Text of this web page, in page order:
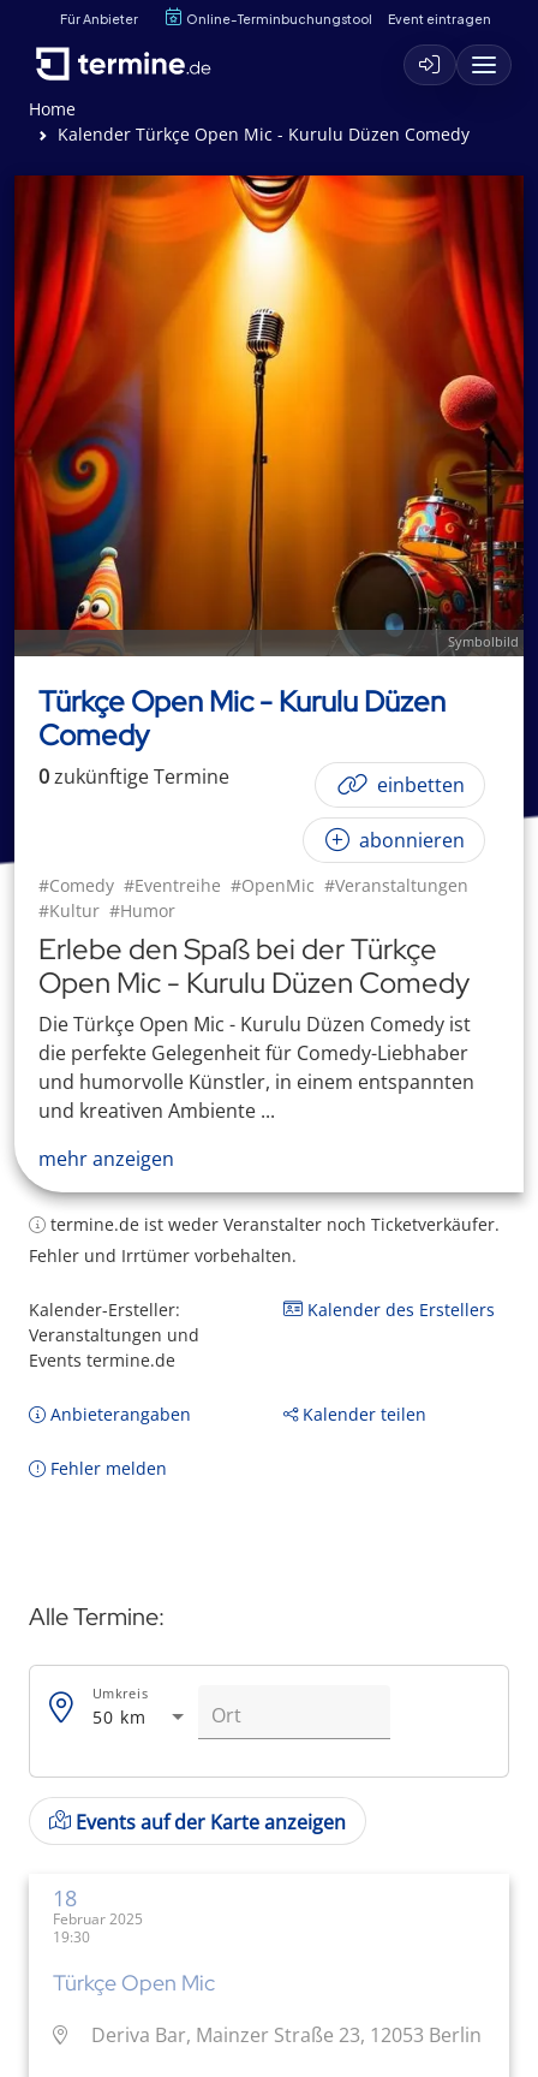
Für Anbieter Online-Terminbuchungstool Event eintragen
Home
Kalender Türkçe Open Mic - Kurulu Düzen Comedy
Symbolbild
Türkçe Open Mic - Kurulu Düzen
Comedy
0zukünftigeTermine einbetten
abonnieren
#Comedy #Eventreihe #OpenMic #Veranstaltungen
#Kultur #Humor
Erlebe den Spaß bei der Türkçe
Open Mic - Kurulu Düzen Comedy
Die Türkçe Open Mic - Kurulu Düzen Comedy ist
die perfekte Gelegenheit für Comedy-Liebhaber
und humorvolle Künstler, in einem entspannten
und kreativen Ambiente ...
mehr anzeigen
termine.de ist weder Veranstalter noch Ticketverkäufer.
Fehler und Irrtümer vorbehalten.
Kalender-Ersteller:
Veranstaltungen und
Events termine.de
Kalender des Erstellers
Anbieterangaben Kalender teilen
Fehler melden
Alle Termine:
50 km
Umkreis
Events auf der Karte anzeigen
18
Februar 2025
19:30
Türkçe Open Mic
Deriva Bar, Mainzer Straße 23, 12053 Berlin